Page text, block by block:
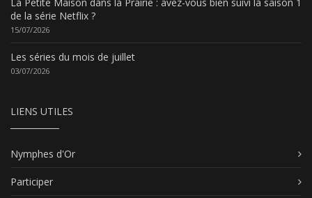
de la série Netflix ?
15/07/2026
Les séries du mois de juillet
03/07/2026
LIENS UTILES
Nymphes d'Or
Participer